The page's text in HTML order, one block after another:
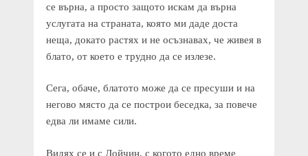
се върна, а просто защото искам да върна
услугата на страната, която ми даде доста
неща, докато растях и не осъзнавах, че живея в
блато, от което е трудно да се излезе.
Сега, обаче, блатото може да се пресуши и на
негово място да се построи беседка, за повече
едва ли имаме сили.
Видях се и с Дойчин, с когото едно време